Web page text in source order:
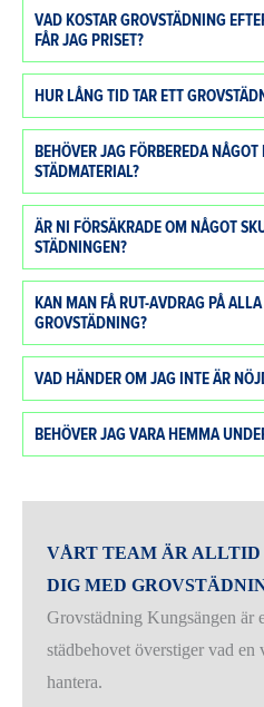
VAD KOSTAR GROVSTÄDNING
FÅR JAG PRISET?
HUR LÅNG TID TAR ETT
BEHÖVER JAG FÖRBEREDA
STÄDMATERIAL?
ÄR NI FÖRSÄKRADE OM NÅGOT
STÄDNINGEN?
KAN MAN FÅ RUT-AVDRAG PÅ
GROVSTÄDNING?
VAD HÄNDER OM JAG INTE ÄR
BEHÖVER JAG VARA HEMMA
VÅRT TEAM ÄR ALLTID
DIG MED
Grovstädning Kungsängen är
städbehovet överstiger vad
hantera.